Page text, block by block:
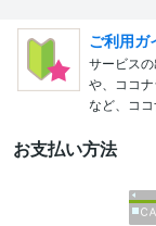
ご利用ガ
サービス
や、ココ
など、ココ
お支払い方法